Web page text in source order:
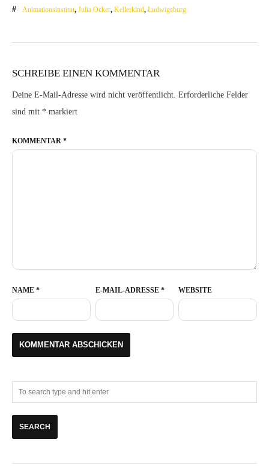
Animationsinstitut, Julia Ocker, Kellerkind, Ludwigsburg
SCHREIBE EINEN KOMMENTAR
Deine E-Mail-Adresse wird nicht veröffentlicht. Erforderliche Felder
sind mit * markiert
KOMMENTAR *
NAME * E-MAIL-ADRESSE * WEBSITE